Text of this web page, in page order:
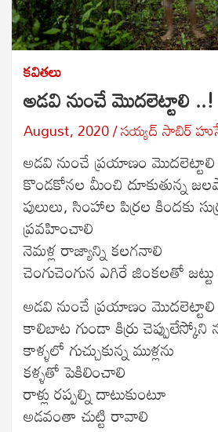
కవితలు
అడవి నుంచే మొదలెట్టాలి ..!
August, 2020 సయ్యద్ సాబిర్
అడవి నుంచే ప్రయాణం మొదలెట్టాలి
కొండకోనల మీంచి దూకుతున్న
పులులు, సింహాల పిర్రల కిందకు
ప్రవహించాలి
నెమళ్ల రాజ్యాన్ని కలగనాలి
చెంగుచెంగున ఎగిరే జింకలతో
అడవి నుంచే ప్రయాణం మొదలెట్టాలి
కాలిబాట గుండా కిర్రు
కాళ్ళలో గుచ్చుకున్న ముళ్లను
కళ్ళతో పెకిలించాలి
రాళ్లు రప్పల్ని దాటుకుంటూ
అడవంతా చుట్టి రావాలి